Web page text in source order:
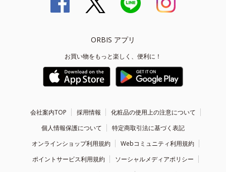
ORBIS アプリ
お買い物をもっと楽しく、便利に！
会社案内TOP 採用情報
化粧品の使用上の注意について
個人情報保護について
特定商取引法に基づく表記
オンラインショップ利用規約
Webコミュニティ利用規約
ポイントサービス利用規約
ソーシャルメディアポリシー